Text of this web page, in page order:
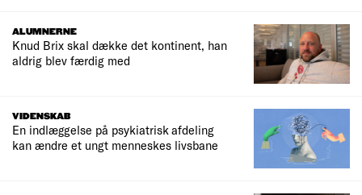
ALUMNERNE
Knud Brix skal dække det kontinent, han
aldrig blev færdig med
VIDENSKAB
En indlæggelse på psykiatrisk afdeling
kan ændre et ungt menneskes livsbane